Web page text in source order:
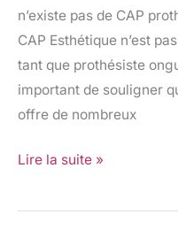
n’existe pas de CAP
CAP Esthétique n’est
tant que prothésiste
important de souligner
offre de nombreux
Lire la suite »